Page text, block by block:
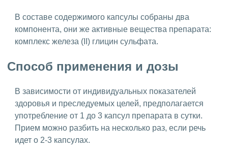
В составе содержимого капсулы собраны два
компонента, они же активные вещества препарата:
комплекс железа (II) глицин сульфата.
Способ применения и дозы
В зависимости от индивидуальных показателей
здоровья и преследуемых целей, предполагается
употребление от 1 до 3 капсул препарата в сутки.
Прием можно разбить на несколько раз, если речь
идет о 2-3 капсулах.